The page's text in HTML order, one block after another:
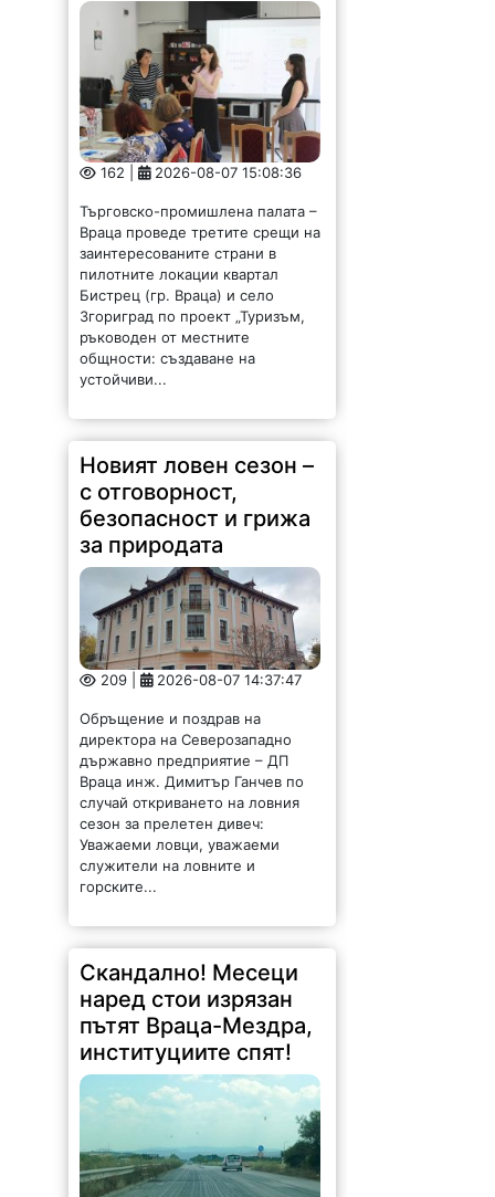
162 | 2026-08-07 15:08:36
Търговско-промишлена палата –
Враца проведе третите срещи на
заинтересованите страни в
пилотните локации квартал
Бистрец (гр. Враца) и село
Згориград по проект „Туризъм,
ръководен от местните
общности: създаване на
устойчиви...
Новият ловен сезон –
с отговорност,
безопасност и грижа
за природата
209 | 2026-08-07 14:37:47
Обръщение и поздрав на
директора на Северозападно
държавно предприятие – ДП
Враца инж. Димитър Ганчев по
случай откриването на ловния
сезон за прелетен дивеч:
Уважаеми ловци, уважаеми
служители на ловните и
горските...
Скандално! Месеци
наред стои изрязан
пътят Враца-Мездра,
институциите спят!